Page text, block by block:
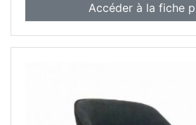
Accéder à la fiche